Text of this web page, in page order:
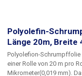
Polyolefin-
Länge 20m, Breite
Polyolefion-Schrumpffolie
einer Rolle von 20 m pro
Mikrometer(0,019 mm).